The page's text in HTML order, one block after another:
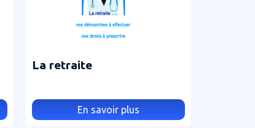
La retraite
En savoir plus